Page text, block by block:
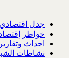
جدل اقتصادي
خواطر
احداث
نشاطات